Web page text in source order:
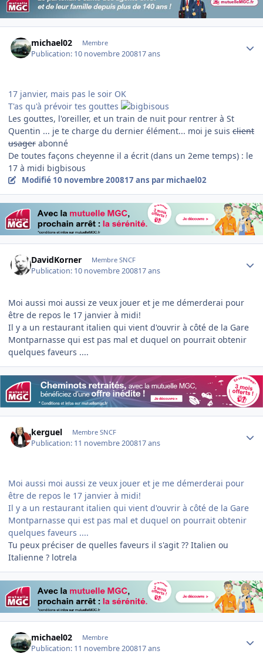
michael02 Membre
Publication: 10 novembre 200817 ans
17 janvier, mais pas le soir OK
T'as qu'à prévoir tes gouttes
Les gouttes, l'oreiller, et un train de nuit pour rentrer à St
Quentin ... je te charge du dernier élément... moi je suis client
usager abonné
De toutes façons cheyenne il a écrit (dans un 2eme temps) : le
17 à midi bigbisous
Modifié 10 novembre 200817 ans par michael02
DavidKorner Membre SNCF
Publication: 10 novembre 200817 ans
Moi aussi moi aussi ze veux jouer et je me démerderai pour
être de repos le 17 janvier à midi!
Il y a un restaurant italien qui vient d'ouvrir à côté de la Gare
Montparnasse qui est pas mal et duquel on pourrait obtenir
quelques faveurs ....
kerguel Membre SNCF
Publication: 11 novembre 200817 ans
Moi aussi moi aussi ze veux jouer et je me démerderai pour
être de repos le 17 janvier à midi!
Il y a un restaurant italien qui vient d'ouvrir à côté de la Gare
Montparnasse qui est pas mal et duquel on pourrait obtenir
quelques faveurs ....
Tu peux préciser de quelles faveurs il s'agit ?? Italien ou
Italienne ? lotrela
michael02 Membre
Publication: 11 novembre 200817 ans